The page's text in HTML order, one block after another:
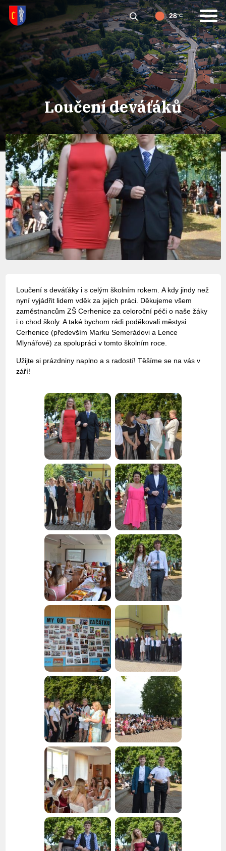
28°C
Loučení deváťáků
Loučení s deváťáky i s celým školním rokem. A kdy jindy než
nyní vyjádřit lidem vděk za jejich práci. Děkujeme všem
zaměstnancům ZŠ Cerhenice za celoroční péči o naše žáky
i o chod školy. A také bychom rádi poděkovali městysi
Cerhenice (především Marku Semerádovi a Lence
Mlynářové) za spolupráci v tomto školním roce.
Užijte si prázdniny naplno a s radostí! Těšíme se na vás v
září!